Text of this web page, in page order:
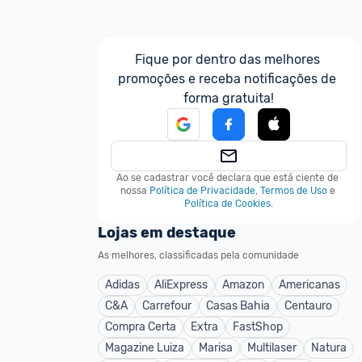
Fique por dentro das melhores
promoções e receba notificações de
forma gratuita!
Ao se cadastrar você declara que está ciente de
nossa Política de Privacidade, Termos de Uso e
Política de Cookies.
Lojas em destaque
As melhores, classificadas pela comunidade
Adidas AliExpress Amazon
Americanas
C&A
Carrefour Casas Bahia
Centauro
Compra Certa
Extra
FastShop
Magazine Luiza
Marisa Multilaser
Natura